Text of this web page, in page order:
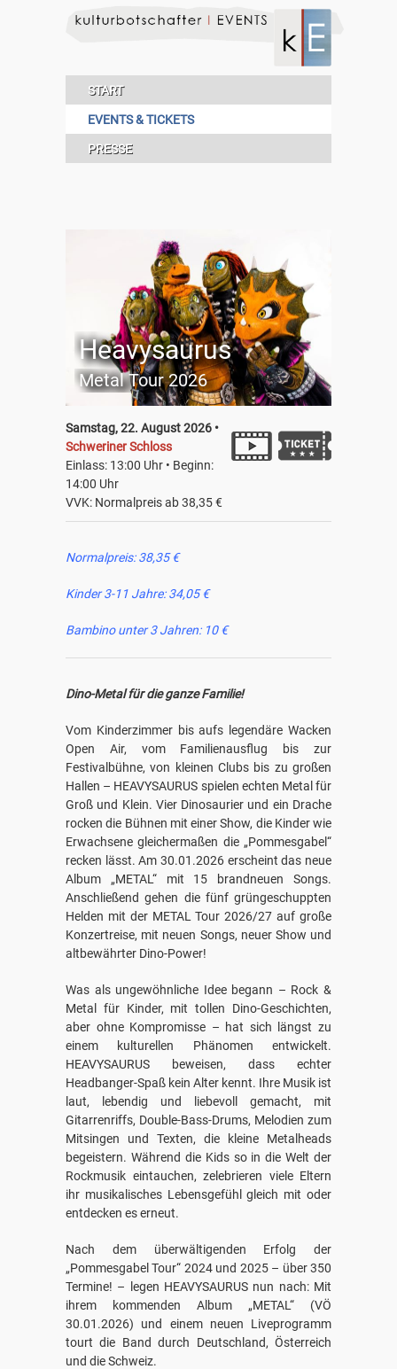
START
EVENTS & TICKETS
PRESSE
Heavysaurus
Metal Tour 2026
Samstag, 22. August 2026 •
Schweriner Schloss
Einlass: 13:00 Uhr • Beginn:
14:00 Uhr
VVK: Normalpreis ab 38,35 €
Normalpreis: 38,35 €
Kinder 3-11 Jahre: 34,05 €
Bambino unter 3 Jahren: 10 €
Dino-Metal für die ganze Familie!
Vom Kinderzimmer bis aufs legendäre Wacken
Open Air, vom Familienausflug bis zur
Festivalbühne, von kleinen Clubs bis zu großen
Hallen – HEAVYSAURUS spielen echten Metal für
Groß und Klein. Vier Dinosaurier und ein Drache
rocken die Bühnen mit einer Show, die Kinder wie
Erwachsene gleichermaßen die „Pommesgabel“
recken lässt. Am 30.01.2026 erscheint das neue
Album „METAL“ mit 15 brandneuen Songs.
Anschließend gehen die fünf grüngeschuppten
Helden mit der METAL Tour 2026/27 auf große
Konzertreise, mit neuen Songs, neuer Show und
altbewährter Dino-Power!
Was als ungewöhnliche Idee begann – Rock &
Metal für Kinder, mit tollen Dino-Geschichten,
aber ohne Kompromisse – hat sich längst zu
einem kulturellen Phänomen entwickelt.
HEAVYSAURUS beweisen, dass echter
Headbanger-Spaß kein Alter kennt. Ihre Musik ist
laut, lebendig und liebevoll gemacht, mit
Gitarrenriffs, Double-Bass-Drums, Melodien zum
Mitsingen und Texten, die kleine Metalheads
begeistern. Während die Kids so in die Welt der
Rockmusik eintauchen, zelebrieren viele Eltern
ihr musikalisches Lebensgefühl gleich mit oder
entdecken es erneut.
Nach dem überwältigenden Erfolg der
„Pommesgabel Tour“ 2024 und 2025 – über 350
Termine! – legen HEAVYSAURUS nun nach: Mit
ihrem kommenden Album „METAL“ (VÖ
30.01.2026) und einem neuen Liveprogramm
tourt die Band durch Deutschland, Österreich
und die Schweiz.